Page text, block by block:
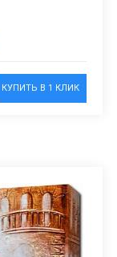
КУПИТЬ В 1 КЛИК